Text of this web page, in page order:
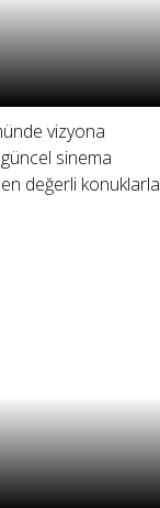
vizyona
sinema
değerli konuklarla